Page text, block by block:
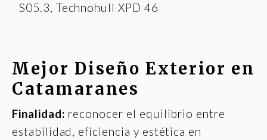
S05.3, Technohull XPD 46
Mejor Diseño Exterior en
Catamaranes
Finalidad: reconocer el equilibrio entre
estabilidad, eficiencia y estética en